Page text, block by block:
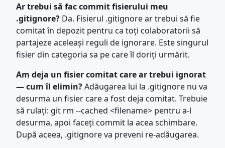
Ar trebui să fac commit fisierului meu
.gitignore? Da. Fisierul .gitignore ar trebui să fie
comitat în depozit pentru ca toți colaboratorii să
partajeze aceleași reguli de ignorare. Este singurul
fisier din categoria sa pe care îl doriți urmărit.
Am deja un fisier comitat care ar trebui ignorat
— cum îl elimin?Adăugarea lui la .gitignore nu va
desurma un fisier care a fost deja comitat. Trebuie
să rulați: git rm --cached <filename> pentru a-l
desurma, apoi faceți commit la acea schimbare.
După aceea, .gitignore va preveni re-adăugarea.